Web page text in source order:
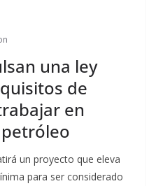
una ley
de
en
un proyecto que eleva
para ser considerado